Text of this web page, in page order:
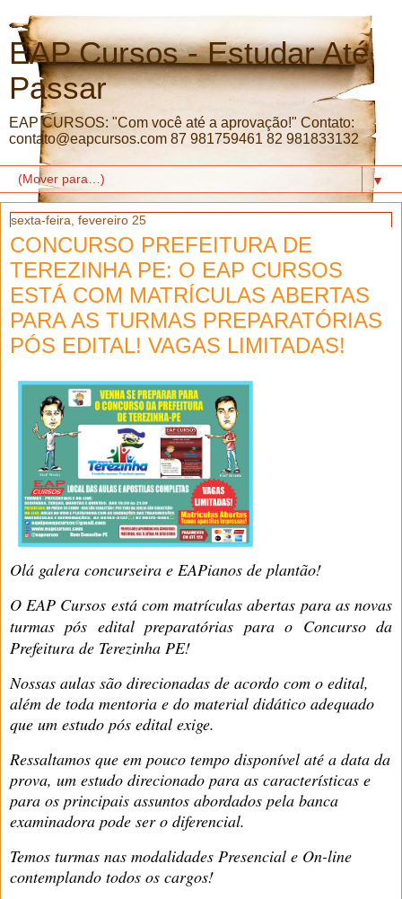
EAP Cursos - Estudar Até
Passar
EAP CURSOS: "Com você até a aprovação!" Contato:
contato@eapcursos.com 87 981759461 82 981833132
▼
sexta-feira, fevereiro 25
CONCURSO PREFEITURA DE
TEREZINHA PE: O EAP CURSOS
ESTÁ COM MATRÍCULAS ABERTAS
PARA AS TURMAS PREPARATÓRIAS
PÓS EDITAL! VAGAS LIMITADAS!
Olá galera concurseira e EAPianos de plantão!
O EAP Cursos está com matrículas abertas para as novas
turmas pós edital preparatórias para o Concurso da
Prefeitura de Terezinha PE!
Nossas aulas são direcionadas de acordo com o edital,
além de toda mentoria e do material didático adequado
que um estudo pós edital exige.
Ressaltamos que em pouco tempo disponível até a data da
prova, um estudo direcionado para as características e
para os principais assuntos abordados pela banca
examinadora pode ser o diferencial.
Temos turmas nas modalidades Presencial e On-line
contemplando todos os cargos!